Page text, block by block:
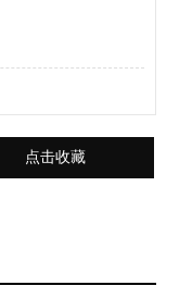
点击收藏